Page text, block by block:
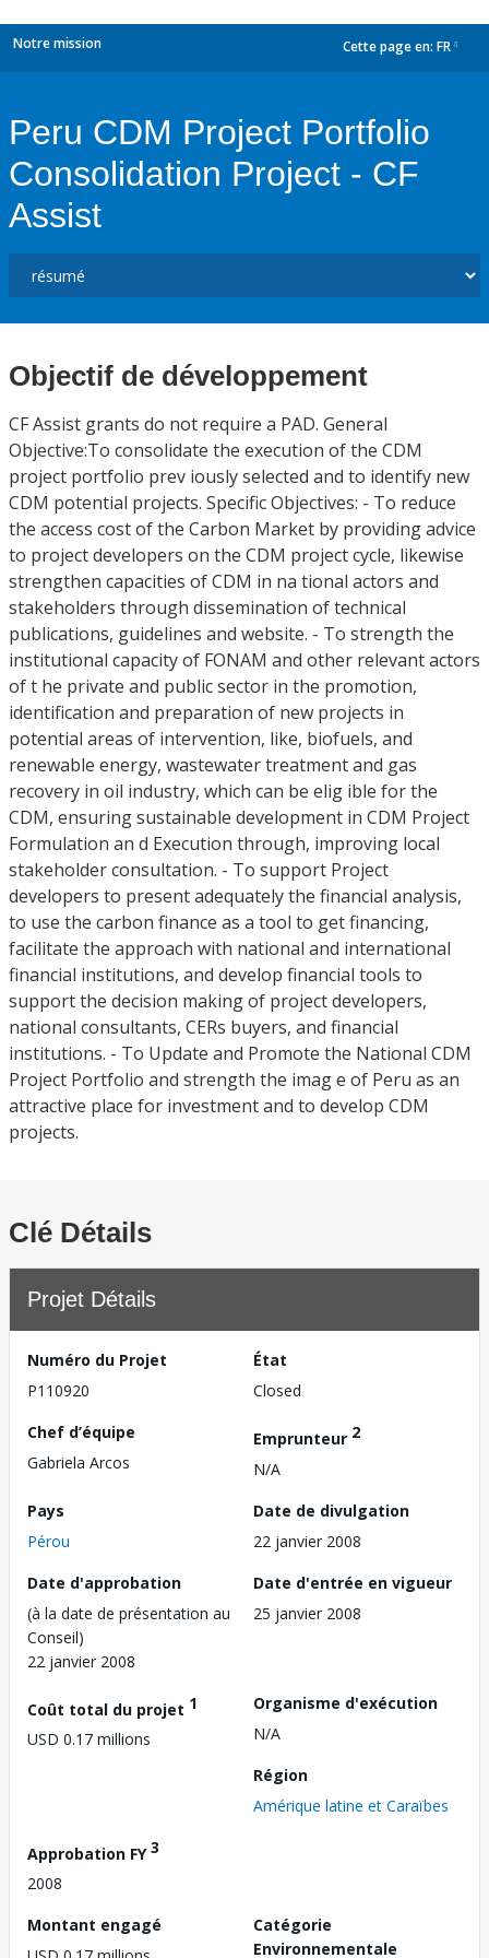
Notre mission Cette page en: FR
Peru CDM Project Portfolio
Consolidation Project - CF
Assist
Objectif de développement
CF Assist grants do not require a PAD. General
Objective:To consolidate the execution of the CDM
project portfolio prev iously selected and to identify new
CDM potential projects. Specific Objectives: - To reduce
the access cost of the Carbon Market by providing advice
to project developers on the CDM project cycle, likewise
strengthen capacities of CDM in na tional actors and
stakeholders through dissemination of technical
publications, guidelines and website. - To strength the
institutional capacity of FONAM and other relevant actors
of t he private and public sector in the promotion,
identification and preparation of new projects in
potential areas of intervention, like, biofuels, and
renewable energy, wastewater treatment and gas
recovery in oil industry, which can be elig ible for the
CDM, ensuring sustainable development in CDM Project
Formulation an d Execution through, improving local
stakeholder consultation. - To support Project
developers to present adequately the financial analysis,
to use the carbon finance as a tool to get financing,
facilitate the approach with national and international
financial institutions, and develop financial tools to
support the decision making of project developers,
national consultants, CERs buyers, and financial
institutions. - To Update and Promote the National CDM
Project Portfolio and strength the imag e of Peru as an
attractive place for investment and to develop CDM
projects.
Clé Détails
Projet Détails
Numéro du Projet
P110920
État
Closed
Chef d’équipe
Gabriela Arcos
Emprunteur 2
N/A
Pays
Pérou
Date de divulgation
22 janvier 2008
Date d'approbation
(à la date de présentation au
Conseil)
22 janvier 2008
Date d'entrée en vigueur
25 janvier 2008
Coût total du projet 1
USD 0.17 millions
Organisme d'exécution
N/A
Région
Amérique latine et Caraïbes
Approbation FY3
2008
Montant engagé
Catégorie
Environnementale